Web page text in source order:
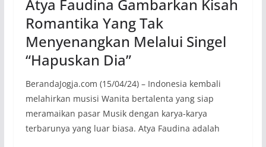
Atya Faudina Gambarkan Kisah
Romantika Yang Tak
Menyenangkan Melalui Singel
“Hapuskan Dia”
BerandaJogja.com (15/04/24) – Indonesia kembali
melahirkan musisi Wanita bertalenta yang siap
meramaikan pasar Musik dengan karya-karya
terbarunya yang luar biasa. Atya Faudina adalah